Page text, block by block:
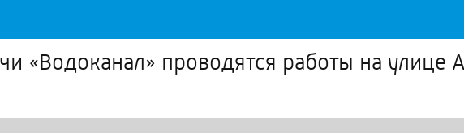
«Водоканал» проводятся работы на улице